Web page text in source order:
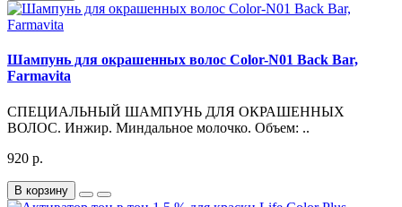
Шампунь для окрашенных волос Color-N01 Back Bar,
Farmavita
СПЕЦИАЛЬНЫЙ ШАМПУНЬ ДЛЯ ОКРАШЕННЫХ
ВОЛОС. Инжир. Миндальное молочко. Объем: ..
920 р.
В корзину